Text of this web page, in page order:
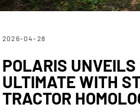
2026-04-28
POLARIS
ULTIMATE WITH
TRACTOR